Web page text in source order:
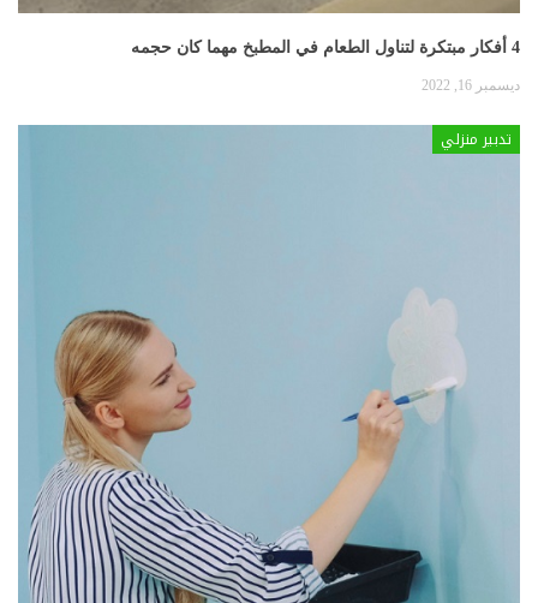
4 أفكار مبتكرة لتناول الطعام في المطبخ مهما كان حجمه
ديسمبر 16, 2022
تدبير منزلي